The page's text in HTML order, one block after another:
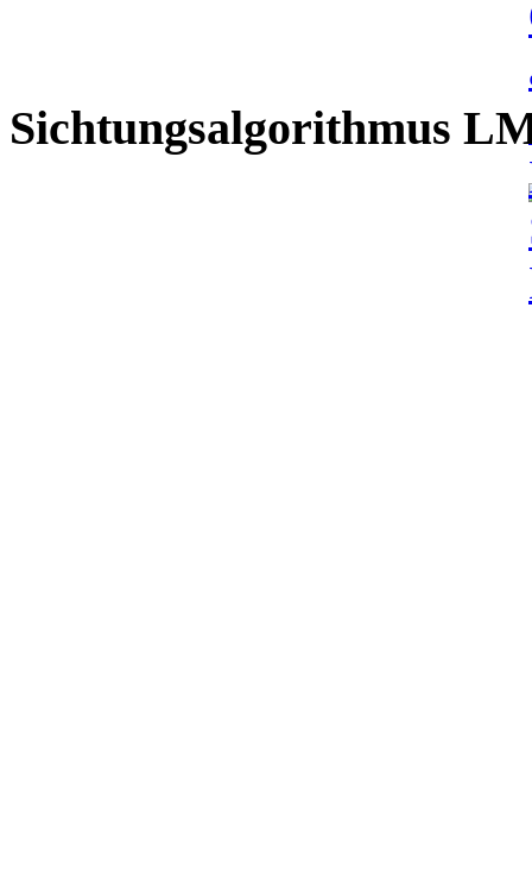
Sichtungsalgorithmus